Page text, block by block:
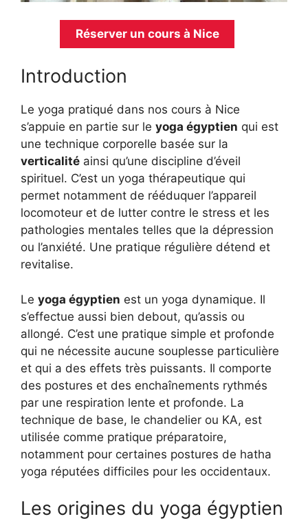
Réserver un cours à Nice
Introduction
Le yoga pratiqué dans nos cours à Nice
s’appuie en partie sur le yoga égyptien qui est
une technique corporelle basée sur la
verticalité ainsi qu’une discipline d’éveil
spirituel. C’est un yoga thérapeutique qui
permet notamment de rééduquer l’appareil
locomoteur et de lutter contre le stress et les
pathologies mentales telles que la dépression
ou l’anxiété. Une pratique régulière détend et
revitalise.
Le yoga égyptien est un yoga dynamique. Il
s’effectue aussi bien debout, qu’assis ou
allongé. C’est une pratique simple et profonde
qui ne nécessite aucune souplesse particulière
et qui a des effets très puissants. Il comporte
des postures et des enchaînements rythmés
par une respiration lente et profonde. La
technique de base, le chandelier ou KA, est
utilisée comme pratique préparatoire,
notamment pour certaines postures de hatha
yoga réputées difficiles pour les occidentaux.
Les origines du yoga égyptien